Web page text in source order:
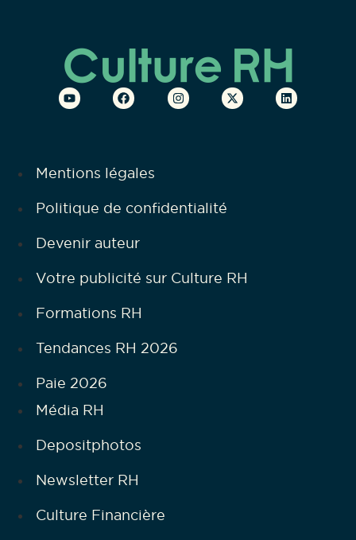
Mentions légales
Politique de confidentialité
Devenir auteur
Votre publicité sur Culture RH
Formations RH
Tendances RH 2026
Paie 2026
Média RH
Depositphotos
Newsletter RH
Culture Financière